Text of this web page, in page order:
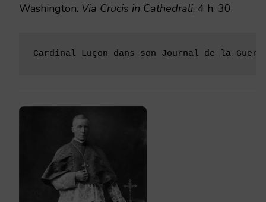
Washington. Via Crucis in Cathedrali, 4 h. 30.
Cardinal Luçon dans son Journal de la